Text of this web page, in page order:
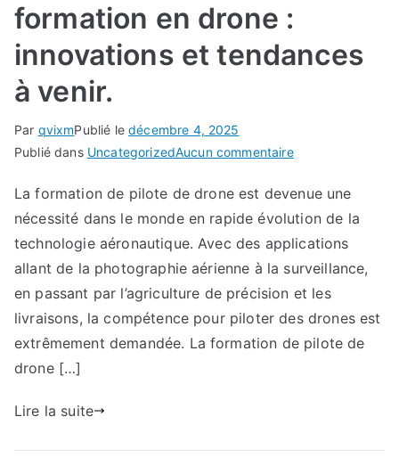
formation en drone :
innovations et tendances
à venir.
Par qvixmPublié ledécembre 4, 2025
Publié dans UncategorizedAucun commentairesur
de
neuf
dans
la
formation
drone
:
La formation de pilote de drone est devenue une
nécessité dans le monde en rapide évolution de la
technologie aéronautique. Avec des applications
allant de la photographie aérienne à la surveillance,
en passant par l’agriculture de précision et les
livraisons, la compétence pour piloter des drones est
extrêmement demandée. La formation de pilote de
drone […]
Lire la suite